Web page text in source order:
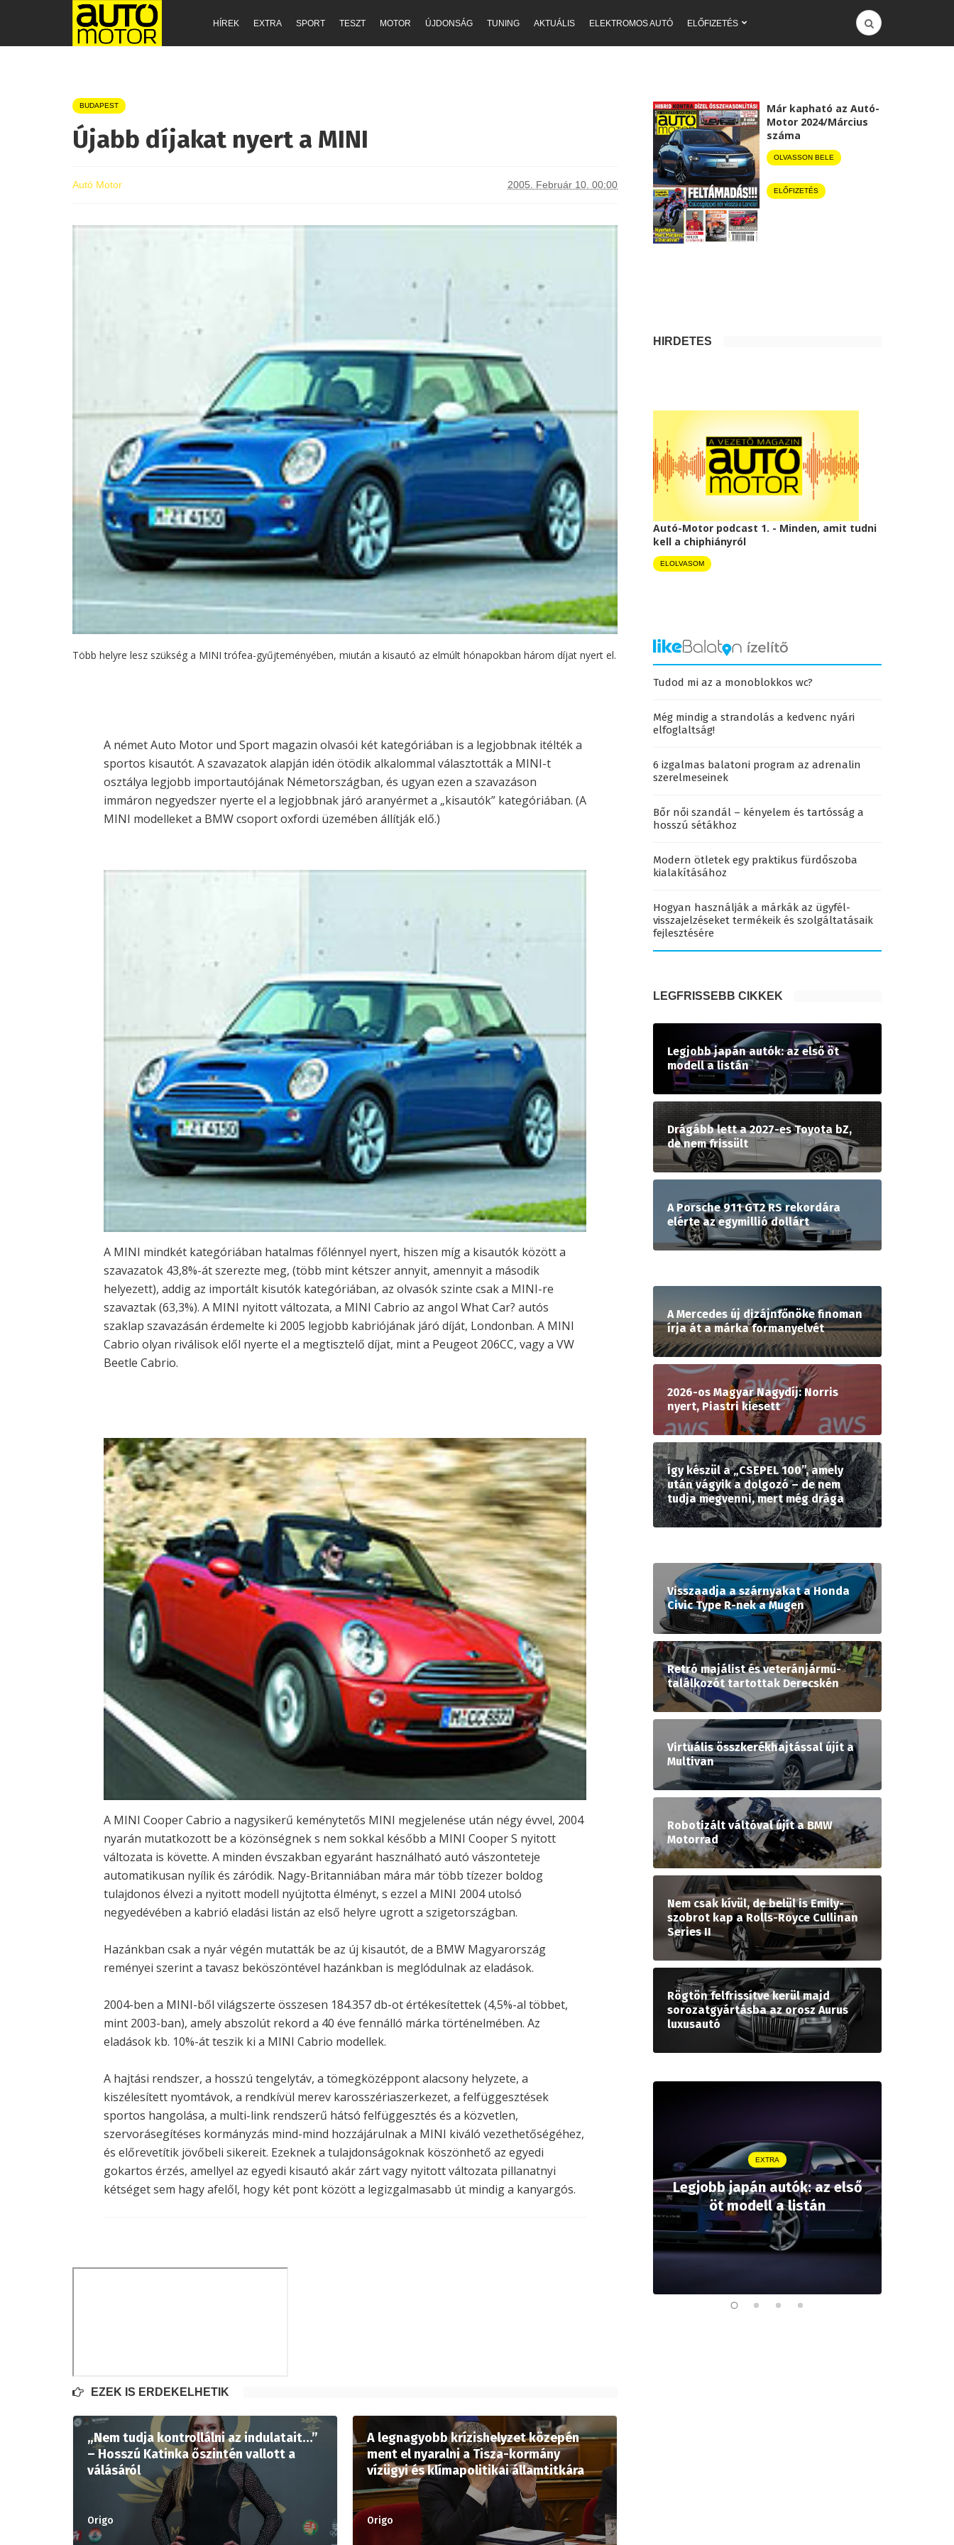
HÍREK EXTRA SPORT TESZT MOTOR ÚJDONSÁG TUNING AKTUÁLIS ELEKTROMOS AUTÓ ELŐFIZETÉS
BUDAPEST
Újabb díjakat nyert a MINI
Autó Motor 2005. Február 10. 00:00
Több helyre lesz szükség a MINI trófea-gyűjteményében, miután a kisautó az elmúlt hónapokban három díjat nyert el.
A német Auto Motor und Sport magazin olvasói két kategóriában is a legjobbnak itélték a
sportos kisautót. A szavazatok alapján idén ötödik alkalommal választották a MINI-t
osztálya legjobb importautójának Németországban, és ugyan ezen a szavazáson
immáron negyedszer nyerte el a legjobbnak járó aranyérmet a „kisautók” kategóriában. (A
MINI modelleket a BMW csoport oxfordi üzemében állítják elő.)
A MINI mindkét kategóriában hatalmas főlénnyel nyert, hiszen míg a kisautók között a
szavazatok 43,8%-át szerezte meg, (több mint kétszer annyit, amennyit a második
helyezett), addig az importált kisutók kategóriában, az olvasók szinte csak a MINI-re
szavaztak (63,3%). A MINI nyitott változata, a MINI Cabrio az angol What Car? autós
szaklap szavazásán érdemelte ki 2005 legjobb kabriójának járó díját, Londonban. A MINI
Cabrio olyan riválisok elől nyerte el a megtisztelő díjat, mint a Peugeot 206CC, vagy a VW
Beetle Cabrio.
A MINI Cooper Cabrio a nagysikerű keménytetős MINI megjelenése után négy évvel, 2004
nyarán mutatkozott be a közönségnek s nem sokkal később a MINI Cooper S nyitott
változata is követte. A minden évszakban egyaránt használható autó vászonteteje
automatikusan nyílik és záródik. Nagy-Britanniában mára már több tízezer boldog
tulajdonos élvezi a nyitott modell nyújtotta élményt, s ezzel a MINI 2004 utolsó
negyedévében a kabrió eladási listán az első helyre ugrott a szigetországban.
Hazánkban csak a nyár végén mutatták be az új kisautót, de a BMW Magyarország
reményei szerint a tavasz beköszöntével hazánkban is meglódulnak az eladások.
2004-ben a MINI-ből világszerte összesen 184.357 db-ot értékesítettek (4,5%-al többet,
mint 2003-ban), amely abszolút rekord a 40 éve fennálló márka történelmében. Az
eladások kb. 10%-át teszik ki a MINI Cabrio modellek.
A hajtási rendszer, a hosszú tengelytáv, a tömegközéppont alacsony helyzete, a
kiszélesített nyomtávok, a rendkívül merev karosszériaszerkezet, a felfüggesztések
sportos hangolása, a multi-link rendszerű hátsó felfüggesztés és a közvetlen,
szervorásegítéses kormányzás mind-mind hozzájárulnak a MINI kiváló vezethetőségéhez,
és előrevetítik jövőbeli sikereit. Ezeknek a tulajdonságoknak köszönhető az egyedi
gokartos érzés, amellyel az egyedi kisautó akár zárt vagy nyitott változata pillanatnyi
kétséget sem hagy afelől, hogy két pont között a legizgalmasabb út mindig a kanyargós.
EZEK IS ÉRDEKELHETIK
„Nem tudja kontrollálni az indulatait…”
– Hosszú Katinka őszintén vallott a
válásáról
Origo
A legnagyobb krízishelyzet közepén
ment el nyaralni a Tisza-kormány
vízügyi és klímapolitikai államtitkára
Origo
Már kapható az Autó-
Motor 2024/Március
száma
OLVASSON BELE
ELŐFIZETÉS
HIRDETÉS
Autó-Motor podcast 1. - Minden, amit tudni
kell a chiphiányról
ELOLVASOM
Tudod mi az a monoblokkos wc?
Még mindig a strandolás a kedvenc nyári
elfoglaltság!
6 izgalmas balatoni program az adrenalin
szerelmeseinek
Bőr női szandál – kényelem és tartósság a
hosszú sétákhoz
Modern ötletek egy praktikus fürdőszoba
kialakításához
Hogyan használják a márkák az ügyfél-
visszajelzéseket termékeik és szolgáltatásaik
fejlesztésére
LEGFRISSEBB CIKKEK
Legjobb japán autók: az első öt
modell a listán
Drágább lett a 2027-es Toyota bZ,
de nem frissült
A Porsche 911 GT2 RS rekordára
elérte az egymillió dollárt
A Mercedes új dizájnfőnöke finoman
írja át a márka formanyelvét
2026-os Magyar Nagydíj: Norris
nyert, Piastri kiesett
Így készül a „CSEPEL 100”, amely
után vágyik a dolgozó – de nem
tudja megvenni, mert még drága
Visszaadja a szárnyakat a Honda
Civic Type R-nek a Mugen
Retró majálist és veteránjármű-
találkozót tartottak Derecskén
Virtuális összkerékhajtással újít a
Multivan
Robotizált váltóval újít a BMW
Motorrad
Nem csak kívül, de belül is Emily-
szobrot kap a Rolls-Royce Cullinan
Series II
Rögtön felfrissítve kerül majd
sorozatgyártásba az orosz Aurus
luxusautó
EXTRA
Legjobb japán autók: az első
öt modell a listán